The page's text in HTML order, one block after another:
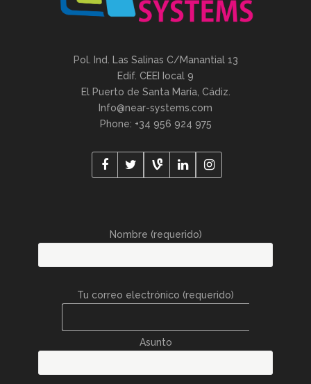
Pol. Ind. Las Salinas C/Manantial 13
Edif. CEEI Iocal 9
El Puerto de Santa María, Cádiz.
Info@near-systems.com
Phone: +34 956 924 975
Nombre (requerido)
Tu correo electrónico (requerido)
Asunto